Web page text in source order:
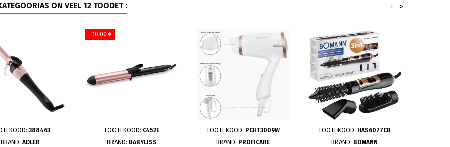
ON VEEL 12 TOODET : >
<
388463
BRÄND: ADLER
- 10,00 €
TOOTEKOOD: C452E
BRÄND: BABYLISS
TOOTEKOOD: PCHT3009W
BRÄND: PROFICARE
TOOTEKOOD: HAS6077CB
BRÄND: BOMANN